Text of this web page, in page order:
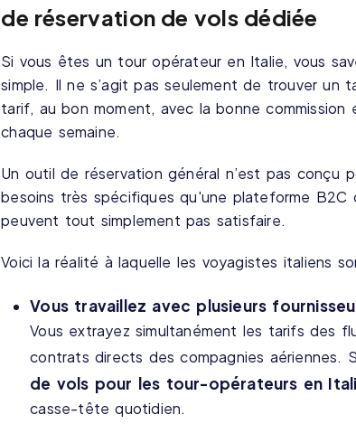
de réservation de vols dédiée
Si vous êtes un tour opérateur en Italie, vous
simple. Il ne s’agit pas seulement de trouver
tarif, au bon moment, avec la bonne
chaque semaine.
Un outil de réservation général n’est pas conçu
besoins très spécifiques qu'une plateforme B2C
peuvent tout simplement pas satisfaire.
Voici la réalité à laquelle les voyagistes italiens
Vous travaillez avec plusieurs
Vous extrayez simultanément les tarifs des
contrats directs des compagnies aériennes.
de vols pour les tour-opérateurs en
casse-tête quotidien.